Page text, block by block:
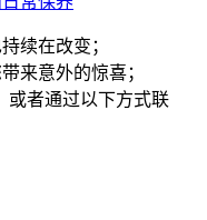
续在改变；
来意外的惊喜；
或者通过以下方式联